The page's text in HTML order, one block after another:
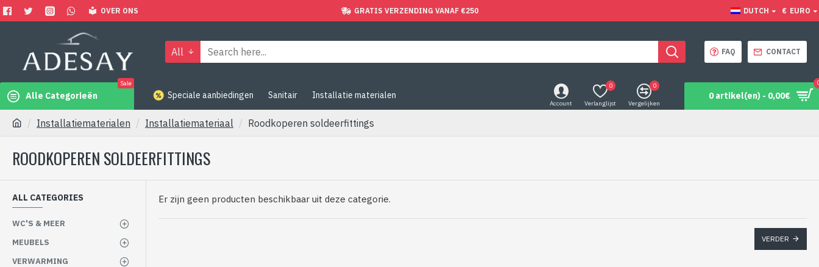
OVER ONS GRATIS VERZENDING VANAF €250 DUTCH € EURO
All FAQ CONTACT
Alle Categorieën
Sale
Speciale aanbiedingen Sanitair Installatie materialen
Account Verlanglijst
0
Vergelijken
0
0 artikel(en) - 0,00€
Installatiematerialen Installatiemateriaal Roodkoperen soldeerfittings
ROODKOPEREN SOLDEERFITTINGS
ALL CATEGORIES
WC'S & MEER
MEUBELS
VERWARMING
Er zijn geen producten beschikbaar uit deze categorie.
VERDER